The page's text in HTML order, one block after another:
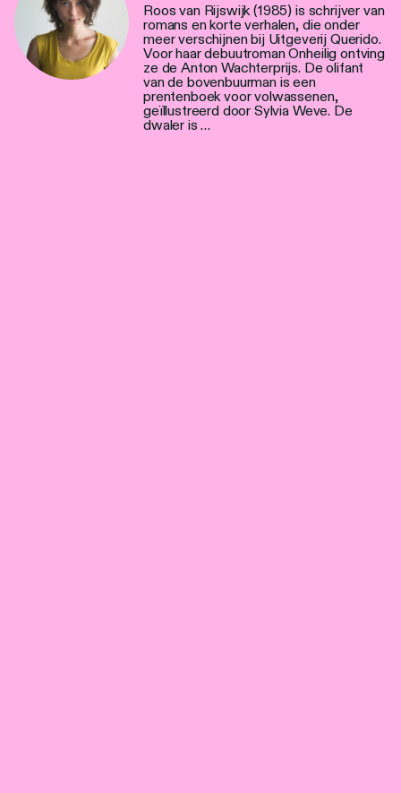
Roos van Rijswijk (1985) is schrijver van
romans en korte verhalen, die onder
meer verschijnen bij Uitgeverij Querido.
Voor haar debuutroman Onheilig ontving
ze de Anton Wachterprijs. De olifant
van de bovenbuurman is een
prentenboek voor volwassenen,
geïllustreerd door Sylvia Weve. De
dwaler is …